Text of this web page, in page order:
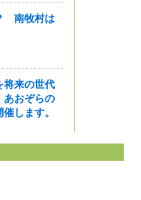
南牧村は
将来の世代
あおぞらの
します。